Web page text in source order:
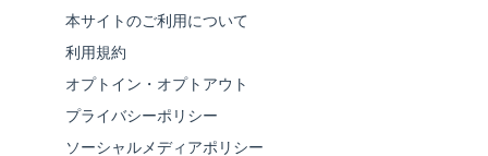
本サイトのご利用について
利用規約
オプトイン・オプトアウト
プライバシーポリシー
ソーシャルメディアポリシー